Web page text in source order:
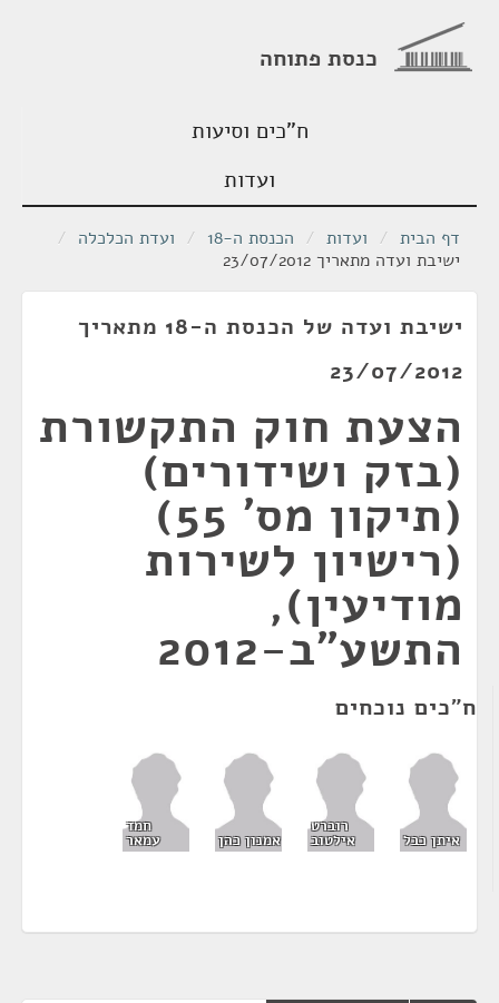
כנסת פתוחה
ח"כים וסיעות
ועדות
דף הבית / ועדות / הכנסת ה-18 / ועדת הכלכלה /
ישיבת ועדה מתאריך 23/07/2012
ישיבת ועדה של הכנסת ה-18 מתאריך
23/07/2012
הצעת חוק התקשורת
(בזק ושידורים)
(תיקון מס' 55)
(רישיון לשירות
מודיעין),
התשע"ב-2012
ח"כים נוכחים
איתן כבל
רוברט
אילטוב אמנון כהן
חמד
עמאר